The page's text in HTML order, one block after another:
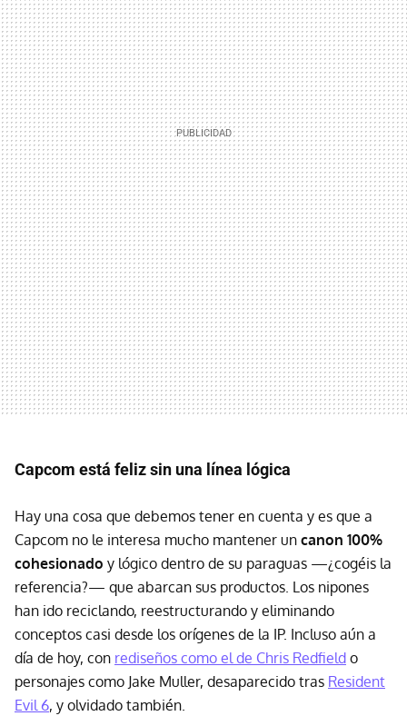
Capcom está feliz sin una línea lógica
Hay una cosa que debemos tener en cuenta y es que a
Capcom no le interesa mucho mantener un canon 100%
cohesionado y lógico dentro de su paraguas —¿cogéis la
referencia?— que abarcan sus productos. Los nipones
han ido reciclando, reestructurando y eliminando
conceptos casi desde los orígenes de la IP. Incluso aún a
día de hoy, con rediseños como el de Chris Redfield o
personajes como Jake Muller, desaparecido tras Resident
Evil 6, y olvidado también.